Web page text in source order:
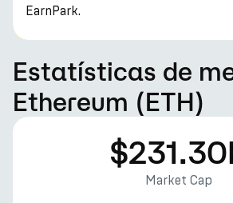
EarnPark.
Estatísticas de
Ethereum (ETH)
Market Cap